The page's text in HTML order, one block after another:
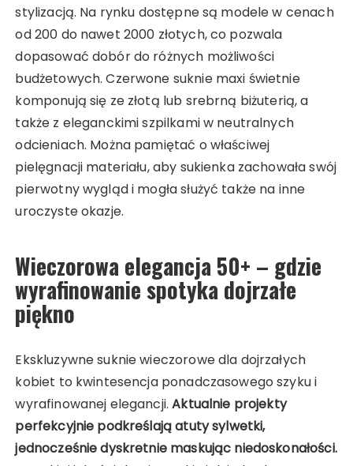
stylizacją. Na rynku dostępne są modele w cenach
od 200 do nawet 2000 złotych, co pozwala
dopasować dobór do różnych możliwości
budżetowych. Czerwone suknie maxi świetnie
komponują się ze złotą lub srebrną biżuterią, a
także z eleganckimi szpilkami w neutralnych
odcieniach. Można pamiętać o właściwej
pielęgnacji materiału, aby sukienka zachowała swój
pierwotny wygląd i mogła służyć także na inne
uroczyste okazje.
Wieczorowa elegancja 50+ – gdzie
wyrafinowanie spotyka dojrzałe
piękno
Ekskluzywne suknie wieczorowe dla dojrzałych
kobiet to kwintesencja ponadczasowego szyku i
wyrafinowanej elegancji.Aktualnie projekty
perfekcyjnie podkreślają atuty sylwetki,
jednocześnie dyskretnie maskując niedoskonałości.